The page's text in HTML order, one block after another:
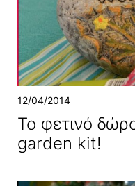
12/04/2014
Το φετινό
garden kit!